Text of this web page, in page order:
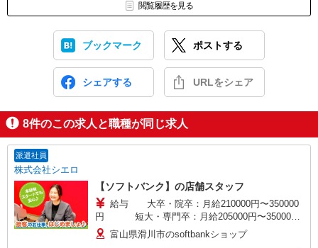
閲覧履歴を見る
ブックマーク ポストする
シェアする URLをシェア
8件のこの求人と職種が同じ求人
派遣社員
株式会社シエロ
【ソフトバンク】の店舗スタッフ
給与 大卒・院卒：月給210000円〜350000
円 短大・専門卒：月給205000円〜350000
円 高卒：月給200000円〜350000
円 ※別途支給（時間外手当、地域手当、役割手
富山県滑川市のsoftbankショップ